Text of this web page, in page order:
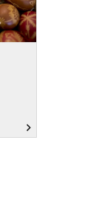
navigate_next